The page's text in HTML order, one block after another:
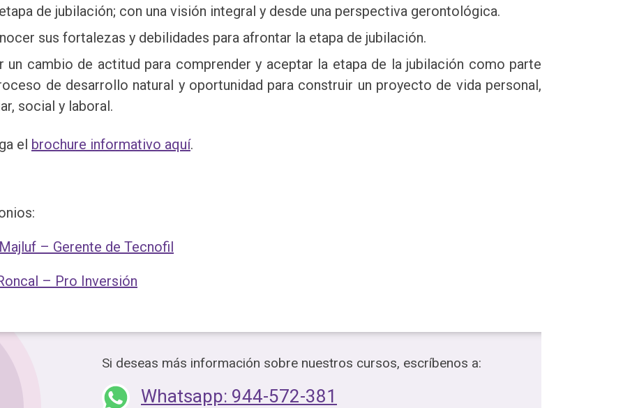
de jubilación; con una visión integral y desde una perspectiva gerontológica.
sus fortalezas y debilidades para afrontar la etapa de jubilación.
un cambio de actitud para comprender y aceptar la etapa de la jubilación como parte
de desarrollo natural y oportunidad para construir un proyecto de vida personal,
social y laboral.
el brochure informativo aquí.
– Gerente de Tecnofil
– Pro Inversión
Si deseas más información sobre nuestros cursos, escríbenos a:
Whatsapp: 944-572-381